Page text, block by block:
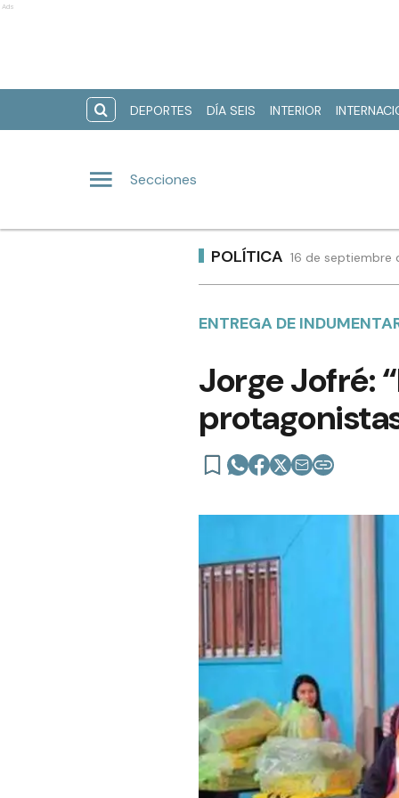
Ads
DEPORTES DÍA SEIS INTERIOR
Secciones
POLÍTICA 16 de septiembre
ENTREGA DE
Jorge Jofré: